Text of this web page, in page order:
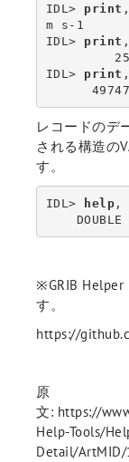
IDL> print
m s-1
IDL> print
IDL> print
レコードのデ
される構造の
す。
IDL> help ,
DOUBLE
※GRIB Helper
す。
https://
原
文: https://
Help-Tools/
Detail/